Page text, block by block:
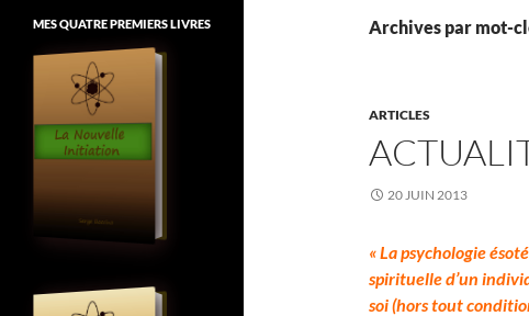
Archives par mot-
ARTICLES
20 JUIN 2013
« La psychologie
spirituelle d’un
soi (hors tout
MES QUATRE PREMIERS LIVRES